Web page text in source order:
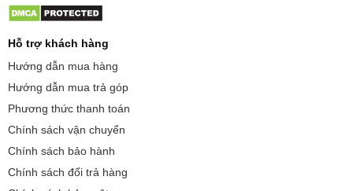
Hỗ trợ khách hàng
Hướng dẫn mua hàng
Hướng dẫn mua trả góp
Phương thức thanh toán
Chính sách vận chuyển
Chính sách bảo hành
Chính sách đổi trả hàng